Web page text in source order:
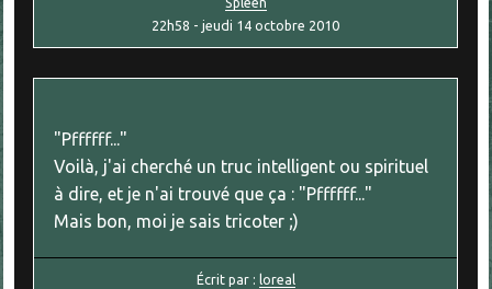
22h58 -jeudi 14 octobre 2010
"Pffffff..."
Voilà, j'ai cherché un truc intelligent ou spirituel
à dire, et je n'ai trouvé que ça : "Pffffff..."
Mais bon, moi je sais tricoter ;)
Écrit par : loreal